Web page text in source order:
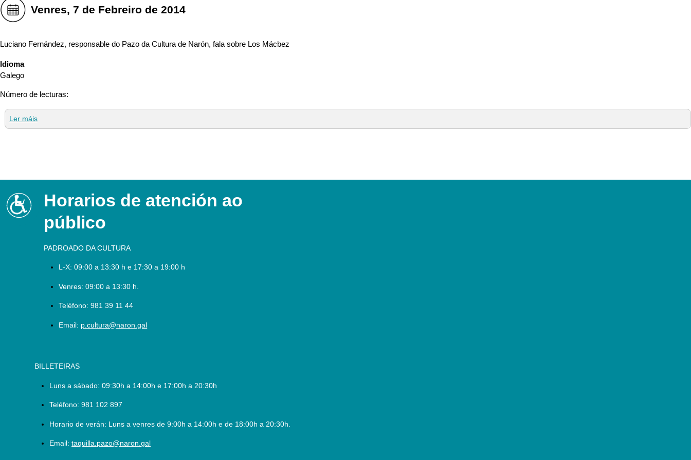
discapacidad
visual
están
un
lector
de
Presione
Control-
menú
accesibilidad.Accesibilidad
Venres, 7 de Febreiro de 2014
Luciano Fernández, responsable do Pazo da Cultura de Narón, fala sobre Los Mácbez
Idioma
Galego
Número de lecturas:
Ler máisacerca de Luciano Fernández, responsable do Pazo da Cultura de Narón, fala sobre Los Mácbez
Horarios de atención ao
público
PADROADO DA CULTURA
L-X: 09:00 a 13:30 h e 17:30 a 19:00 h
Venres: 09:00 a 13:30 h.
Teléfono: 981 39 11 44
Email: p.cultura@naron.gal
BILLETEIRAS
Luns a sábado: 09:30h a 14:00h e 17:00h a 20:30h
Teléfono: 981 102 897
Horario de verán: Luns a venres de 9:00h a 14:00h e de 18:00h a 20:30h.
Email: taquilla.pazo@naron.gal